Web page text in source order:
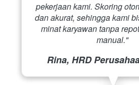
pekerjaan kami. Skoring
dan akurat, sehingga kami
minat karyawan tanpa
manual."
Rina, HRD